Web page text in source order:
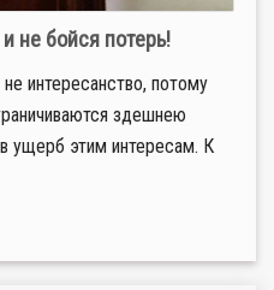
не бойся потерь!
интересанство, потому
здешнею
ущерб этим интересам. К